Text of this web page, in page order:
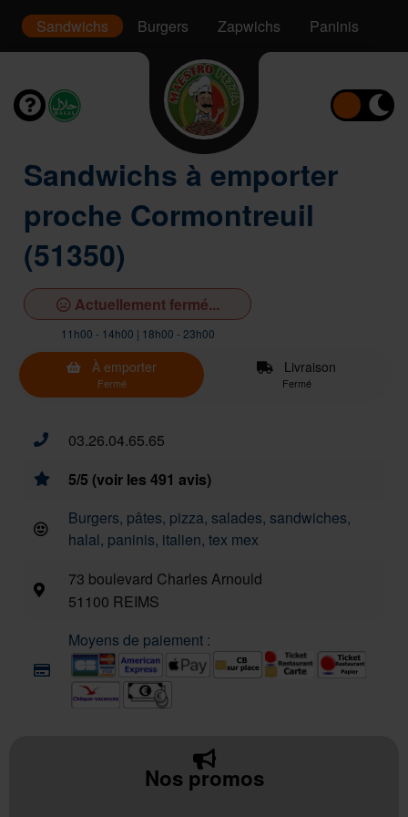
Sandwichs Burgers Zapwichs Paninis
Sandwichs à emporter
proche Cormontreuil
(51350)
Actuellement fermé...
11h00 - 14h00 | 18h00 - 23h00
À emporter
Fermé
Livraison
Fermé
03.26.04.65.65
5/5 (voir les 491 avis)
Burgers, pâtes, pizza, salades, sandwiches,
halal, paninis, italien, tex mex
73 boulevard Charles Arnould
51100 REIMS
Moyens de paiement :
Nos promos